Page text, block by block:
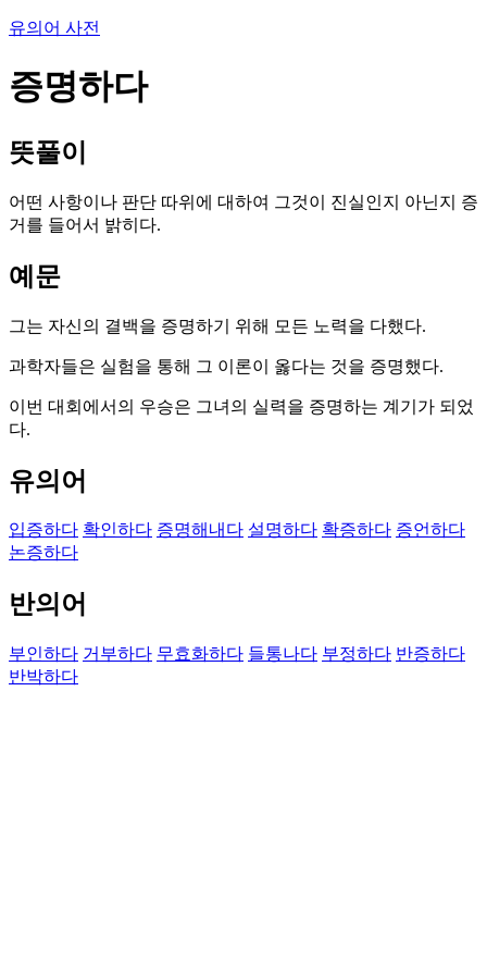
유의어 사전
증명하다
뜻풀이
어떤 사항이나 판단 따위에 대하여 그것이 진실인지 아닌지 증
거를 들어서 밝히다.
예문
그는 자신의 결백을 증명하기 위해 모든 노력을 다했다.
과학자들은 실험을 통해 그 이론이 옳다는 것을 증명했다.
이번 대회에서의 우승은 그녀의 실력을 증명하는 계기가 되었
다.
유의어
입증하다 확인하다 증명해내다 설명하다 확증하다 증언하다
논증하다
반의어
부인하다 거부하다 무효화하다 들통나다 부정하다 반증하다
반박하다